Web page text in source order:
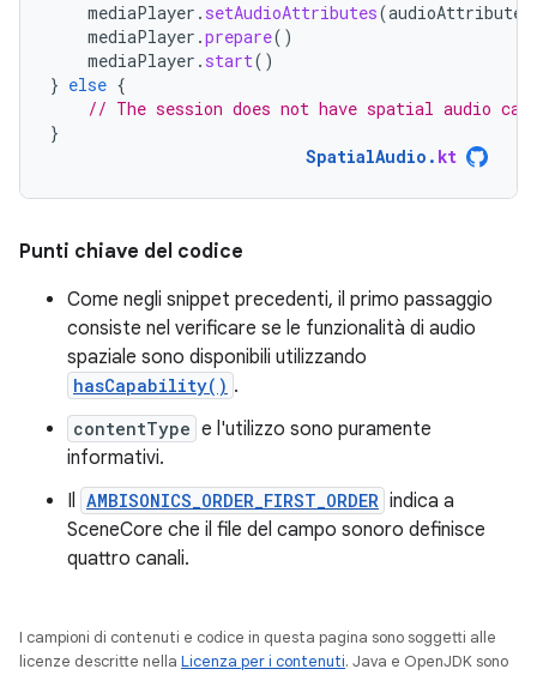
mediaPlayer . setAudioAttributes(audioAttributes
mediaPlayer .prepare()
mediaPlayer . start()
} else {
// The session does not have spatial audio
}
SpatialAudio . kt
Punti chiave del codice
Come negli snippet precedenti, il primo passaggio
consiste nel verificare se le funzionalità di audio
spaziale sono disponibili utilizzando
hasCapability() .
contentType e l'utilizzo sono puramente
informativi.
Il AMBISONICS_ORDER_FIRST_ORDER indica a
SceneCore che il file del campo sonoro definisce
quattro canali.
I campioni di contenuti e codice in questa pagina sono soggetti alle
licenze descritte nella Licenza per i contenuti. Java e OpenJDK sono